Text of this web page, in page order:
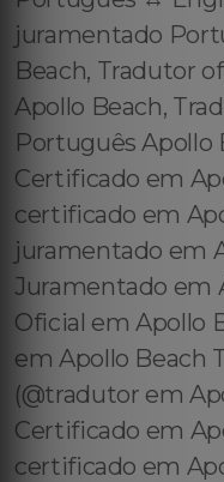
juramentado
Beach, Tradutor
Apollo Beach,
Português Apollo
Certificado em
certificado em
juramentado em
Juramentado em
Oficial em Apollo
em Apollo Beach
(@tradutor em
Certificado em
certificado em